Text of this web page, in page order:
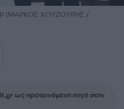
(ΜΑΡΚΟΣ ΧΟΥΖΟΥΡΗΣ /
ως προτεινόμενη πηγή στην